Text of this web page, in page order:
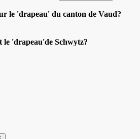
le 'drapeau' du canton de Vaud?
le 'drapeau'de Schwytz?